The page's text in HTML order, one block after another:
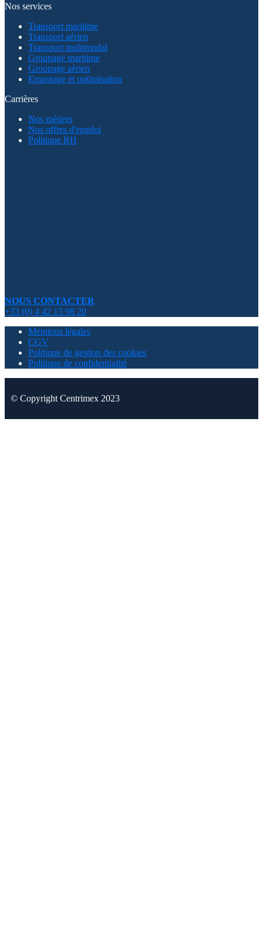
Nos services
Transport maritime
Transport aérien
Transport multimodal
Groupage maritime
Groupage aérien
Empotage et optimisation
Carrières
Nos métiers
Nos offres d'emploi
Politique RH
NOUS CONTACTER
+33 (0) 4 42 15 98 20
Mentions légales
CGV
Politique de gestion des cookies
Politique de confidentialité
© Copyright Centrimex 2023